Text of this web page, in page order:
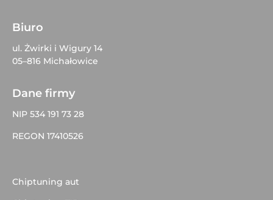
Biuro
ul. Żwirki i Wigury 14
05–816 Michałowice
Dane firmy
NIP 534 191 73 28
REGON 17410526
Chiptuning aut